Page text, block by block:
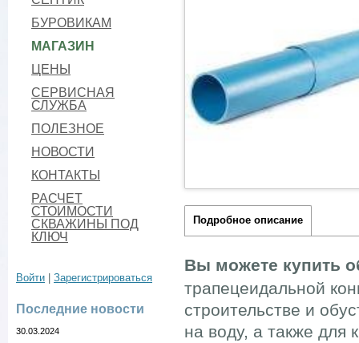
БУРОВИКАМ
МАГАЗИН
ЦЕНЫ
СЕРВИСНАЯ
СЛУЖБА
ПОЛЕЗНОЕ
НОВОСТИ
КОНТАКТЫ
РАСЧЕТ
СТОИМОСТИ
СКВАЖИНЫ ПОД
КЛЮЧ
Войти Зарегистрироваться
Последние новости
30.03.2024
Подробное описание
Вы можете купить
трапецеидальной
строительстве и
на воду, а также для